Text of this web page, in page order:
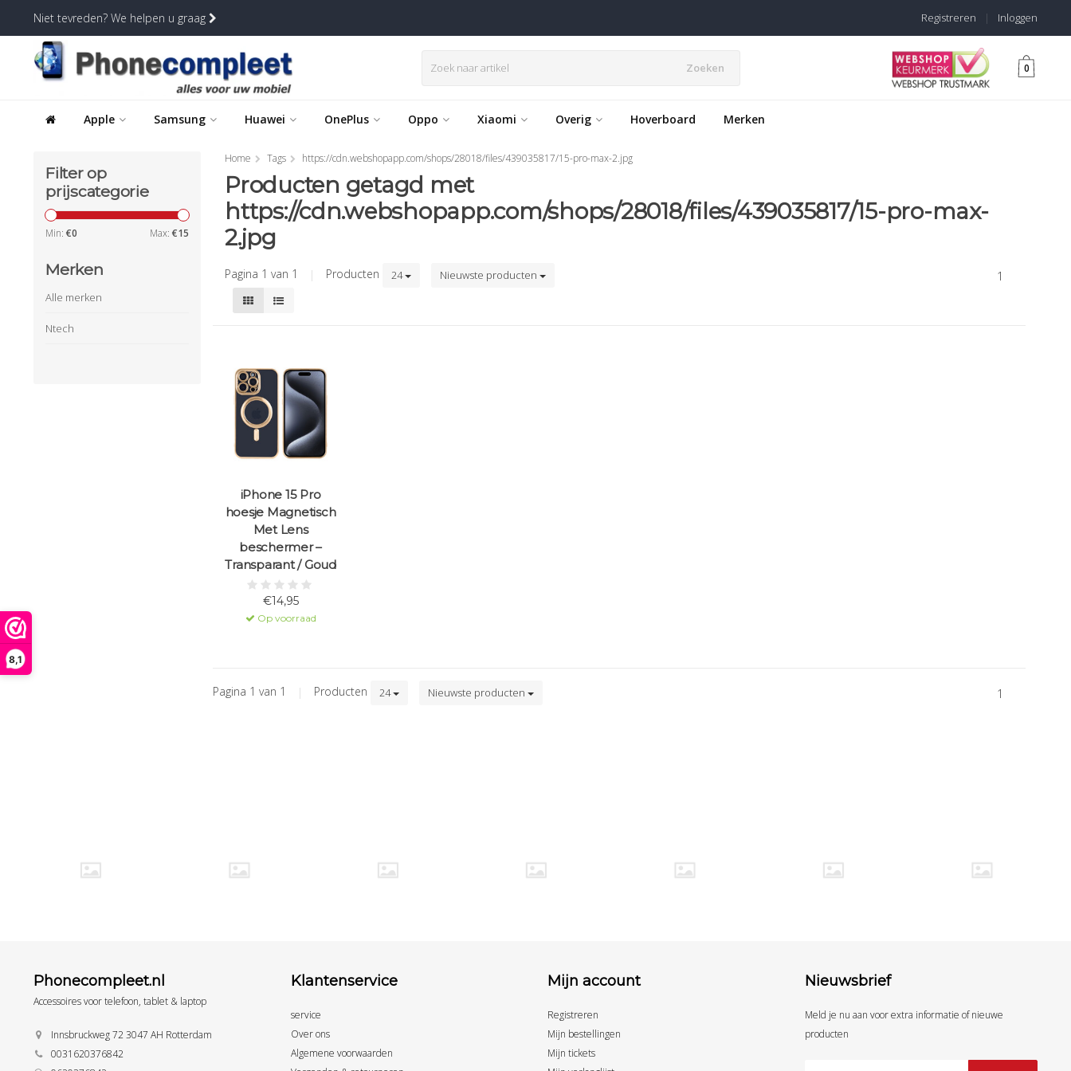
8,1
Niet tevreden? We helpen u graag Inloggen
|
Registreren
Zoeken 0
Apple Samsung Huawei OnePlus Oppo Xiaomi Overig Hoverboard Merken
Filter op
prijscategorie
Min: €0 Max: €15
Merken
Alle merken
Ntech
Home Tags https://cdn.webshopapp.com/shops/28018/files/439035817/15-pro-max-2.jpg
Producten getagd met
https://cdn.webshopapp.com/shops/28018/files/439035817/15-pro-max-
2.jpg
Pagina 1 van 1 | Producten 24 Nieuwste producten 1
iPhone 15 Pro
hoesje Magnetisch
Met Lens
beschermer –
Transparant / Goud
€14,95
Op voorraad
Pagina 1 van 1 | Producten 24 Nieuwste producten 1
Phonecompleet.nl
Accessoires voor telefoon, tablet & laptop
Innsbruckweg 72 3047 AH Rotterdam
0031620376842
Klantenservice
service
Over ons
Algemene voorwaarden
Mijn account
Registreren
Mijn bestellingen
Mijn tickets
Nieuwsbrief
Meld je nu aan voor extra informatie of nieuwe
producten